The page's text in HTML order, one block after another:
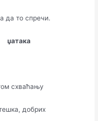
да то спречи.
схваћању
добрих